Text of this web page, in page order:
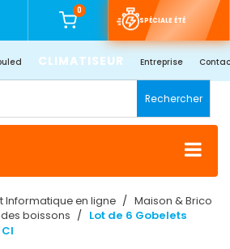
0
SPÉCIALE ÉTÉ
CLIMATISEUR Entreprise
Rechercher
Informatique en ligne
Maison & Brico
boissons
Lot de 6 Gobelets